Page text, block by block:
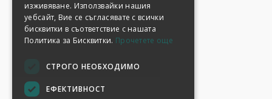
изживяване. Използвайки нашия
уебсайт, Вие се съгласявате с всички
бисквитки в съответствие с нашата
Политика за Бисквитки. Прочетете още
СТРОГО НЕОБХОДИМО
ЕФЕКТИВНОСТ